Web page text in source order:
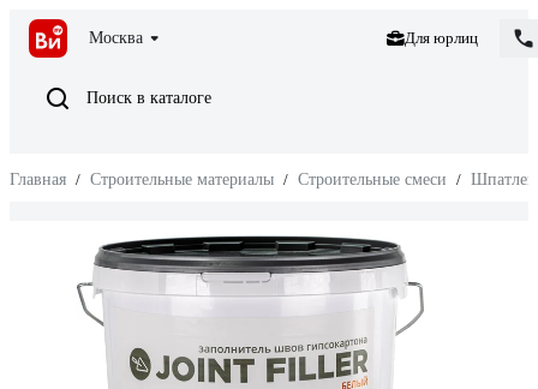
Москва Для юрлиц
Поиск в каталоге
Главная / Строительные материалы / Строительные смеси /